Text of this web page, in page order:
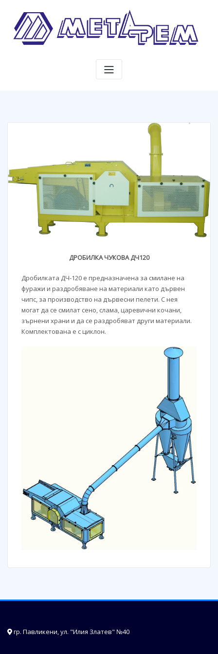
ДРОБИЛКА ЧУКОВА ДЧ120
Дробилката ДЧ-120 е предназначена за смилане на
фуражи и раздробяване на материали като дървен
чипс, за производство на дървесни пелети. С нея
могат да се смилат сено, слама, царевични кочани,
зърнени храни и да се раздробяват други материали.
Комплектована е с циклон.
гр. Павликени, ул. "Илия Златев" №40